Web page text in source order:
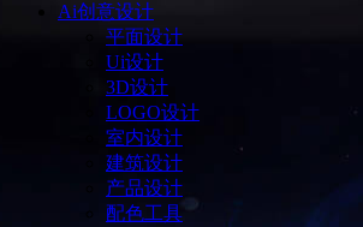
Ai创意设计
平面设计
Ui设计
3D设计
LOGO设计
室内设计
建筑设计
产品设计
配色工具